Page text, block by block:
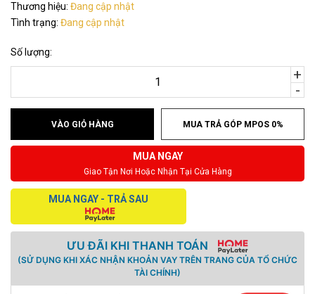
Thương hiệu: Đang cập nhật
Tình trạng: Đang cập nhật
Số lượng:
-
+
VÀO GIỎ HÀNG MUA TRẢ GÓP MPOS 0%
MUA NGAY
Giao Tận Nơi Hoặc Nhận Tại Cửa Hàng
MUA NGAY - TRẢ SAU
ƯU ĐÃI KHI THANH TOÁN
(SỬ DỤNG KHI XÁC NHẬN KHOẢN VAY TRÊN TRANG CỦA TỔ CHỨC
TÀI CHÍNH)